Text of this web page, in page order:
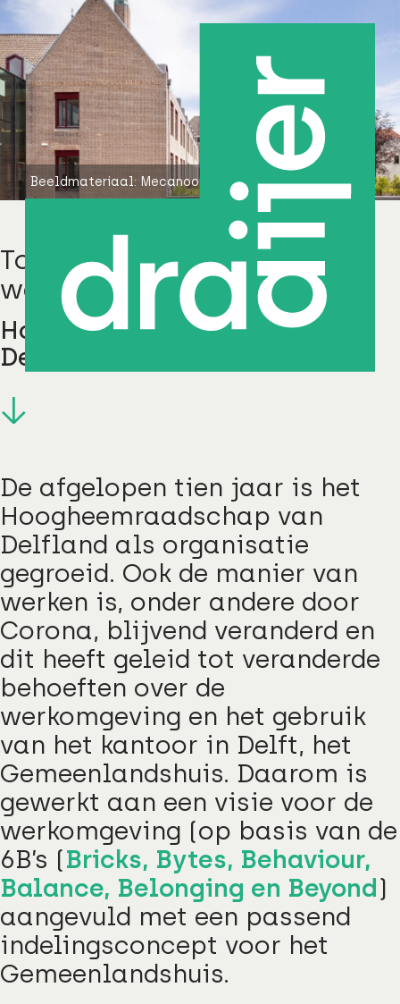
Beeldmateriaal: Mecanoo
Toekomstbestendige
werkomgeving
Hoogheemraadschap van
Delfland
De afgelopen tien jaar is het
Hoogheemraadschap van
Delfland als organisatie
gegroeid. Ook de manier van
werken is, onder andere door
Corona, blijvend veranderd en
dit heeft geleid tot veranderde
behoeften over de
werkomgeving en het gebruik
van het kantoor in Delft, het
Gemeenlandshuis. Daarom is
gewerkt aan een visie voor de
werkomgeving (op basis van de
6B’s (Bricks, Bytes, Behaviour,
Balance, Belonging en Beyond)
aangevuld met een passend
indelingsconcept voor het
Gemeenlandshuis.